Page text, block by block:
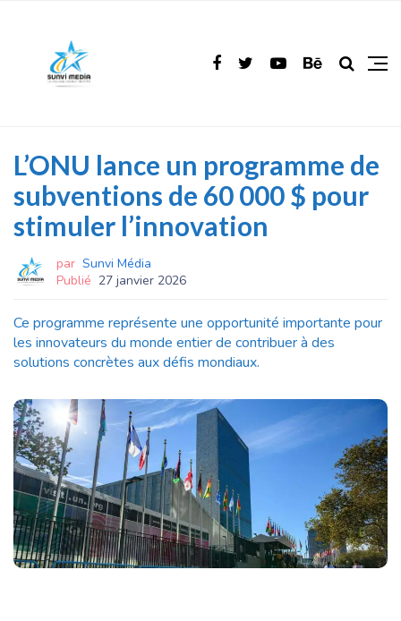
L’ONU lance un programme de
subventions de 60 000 $ pour
stimuler l’innovation
par Sunvi Média
Publié 27 janvier 2026
Ce programme représente une opportunité importante pour
les innovateurs du monde entier de contribuer à des
solutions concrètes aux défis mondiaux.